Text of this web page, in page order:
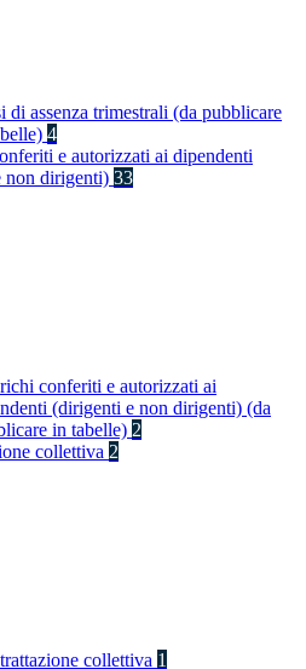
di assenza trimestrali (da pubblicare
4
e autorizzati ai dipendenti
non dirigenti) 33
conferiti e autorizzati ai
(dirigenti e non dirigenti) (da
in tabelle) 2
collettiva 2
collettiva 1